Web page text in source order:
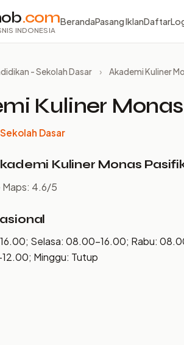
.com
INDONESIA
BerandaPasang IklanDaftar
- Sekolah Dasar › Akademi Kuliner
Kuliner
Dasar
Kuliner Monas
Maps: 4.6/5
Selasa: 08.00–16.00; Rabu:
Minggu: Tutup